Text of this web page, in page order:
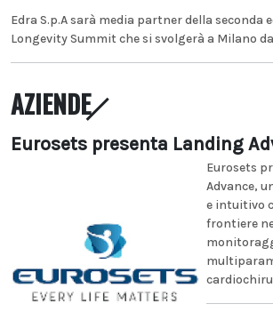
Edra S.p.A sarà media partner della seconda
Longevity Summit che si svolgerà a Milano
AZIENDE
Eurosets presenta Landing
Eurosets
Advance,
e intuitivo
frontiere